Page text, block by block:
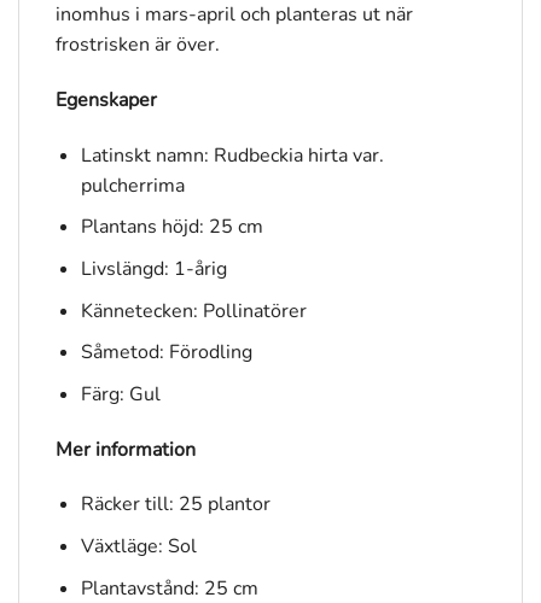
inomhus i mars-april och planteras ut när
frostrisken är över.
Egenskaper
Latinskt namn: Rudbeckia hirta var.
pulcherrima
Plantans höjd: 25 cm
Livslängd: 1-årig
Kännetecken: Pollinatörer
Såmetod: Förodling
Färg: Gul
Mer information
Räcker till: 25 plantor
Växtläge: Sol
Plantavstånd: 25 cm